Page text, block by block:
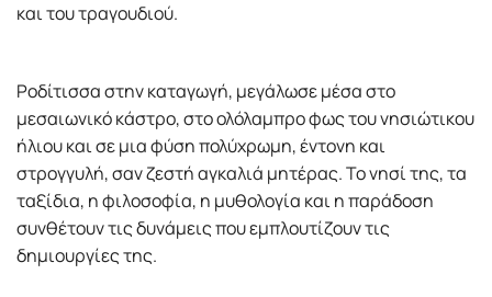
και του τραγουδιού.
Ροδίτισσα στην καταγωγή, µεγάλωσε µέσα στο
µεσαιωνικό κάστρο, στο ολόλαµπρο φως του νησιώτικου
ήλιου και σε µια φύση πολύχρωµη, έντονη και
στρογγυλή, σαν ζεστή αγκαλιά µητέρας. Το νησί της, τα
ταξίδια, η φιλοσοφία, η µυθολογία και η παράδοση
συνθέτουν τις δυνάµεις που εµπλουτίζουν τις
δηµιουργίες της.